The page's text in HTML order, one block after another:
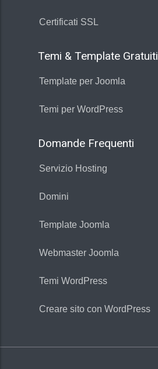
Certificati SSL
Temi & Template Gratuiti
Template per Joomla
Temi per WordPress
Domande Frequenti
Servizio Hosting
Domini
Template Joomla
Webmaster Joomla
Temi WordPress
Creare sito con WordPress